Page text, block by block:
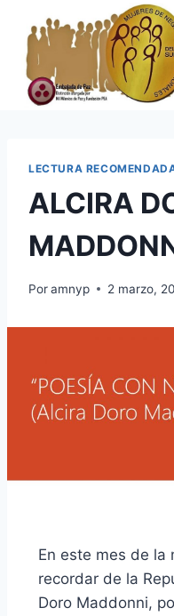
contenido
LECTURA
ALCIRA
Poramnyp 2 marzo,
En este mes de la
recordar de la
Doro Maddonni,